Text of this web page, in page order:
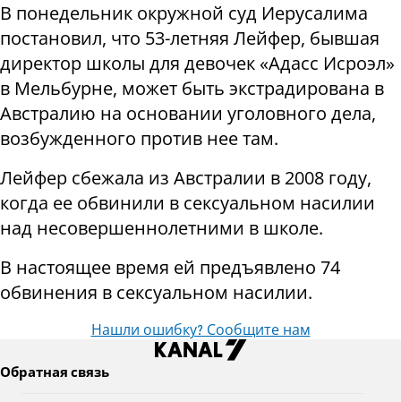
В понедельник окружной суд Иерусалима
постановил, что 53-летняя Лейфер, бывшая
директор школы для девочек «Адасс Исроэл»
в Мельбурне, может быть экстрадирована в
Австралию на основании уголовного дела,
возбужденного против нее там.
Лейфер сбежала из Австралии в 2008 году,
когда ее обвинили в сексуальном насилии
над несовершеннолетними в школе.
В настоящее время ей предъявлено 74
обвинения в сексуальном насилии.
Нашли ошибку? Сообщите нам
Обратная связь